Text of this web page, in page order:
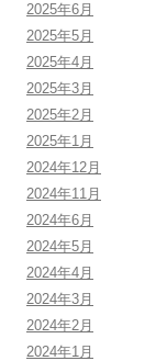
2025年6月
2025年5月
2025年4月
2025年3月
2025年2月
2025年1月
2024年12月
2024年11月
2024年6月
2024年5月
2024年4月
2024年3月
2024年2月
2024年1月